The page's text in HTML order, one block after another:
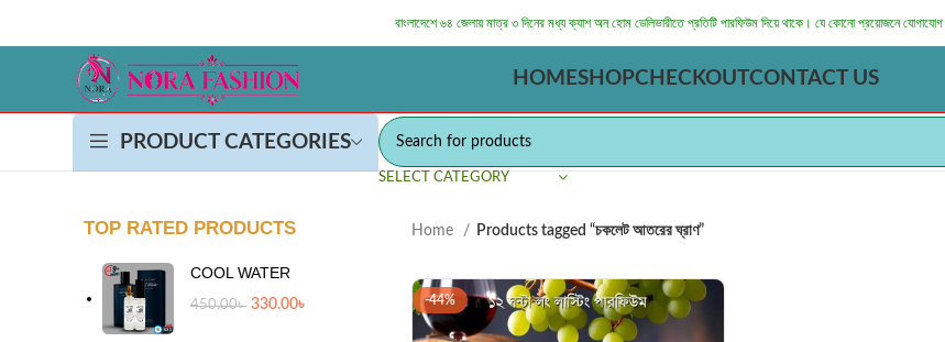
বাংলাদেশে ৬৪ জেলায় মাত্র ৩ দিনের মধ্য ক্যাশ অন হোম ডেলিভারীতে প্রতিটি পারফিউম দিয়ে থাকে। যে কোনো প্রয়োজনে
HOMESHOPCHECKOUTCONTACT US
PRODUCT CATEGORIES
SELECT CATEGORY
TOP RATED PRODUCTS
COOL WATER
450.00৳ 330.00৳
Home Products tagged “চকলেট আতরের ঘ্রাণ”
-44%